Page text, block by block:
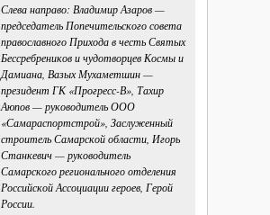
Слева направо: Владимир Азаров —
председатель Попечительского совета
православного Прихода в честь Святых
Бессребреников и чудотворцев Космы и
Дамиана, Вазых Мухаметшин —
президент ГК «Прогресс-В», Тахир
Аюпов — руководитель ООО
«Самараспортстрой», Заслуженный
строитель Самарской области, Игорь
Станкевич — руководитель
Самарского регионального отделения
Российской Ассоциации героев, Герой
России.